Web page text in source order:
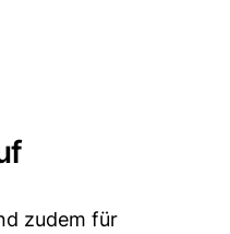
zudem für